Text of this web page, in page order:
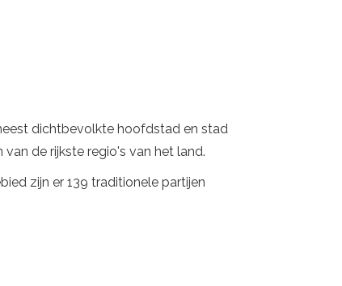
dichtbevolkte hoofdstad en stad
de rijkste regio's van het land.
zijn er 139 traditionele partijen